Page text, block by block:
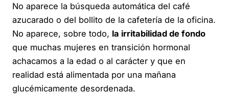
No aparece la búsqueda automática del café
azucarado o del bollito de la cafetería de la oficina.
No aparece, sobre todo, la irritabilidad de fondo
que muchas mujeres en transición hormonal
achacamos a la edad o al carácter y que en
realidad está alimentada por una mañana
glucémicamente desordenada.